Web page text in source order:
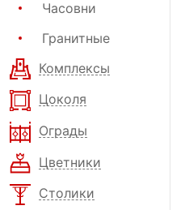
Часовни
Гранитные
Комплексы
Цоколя
Ограды
Цветники
Столики